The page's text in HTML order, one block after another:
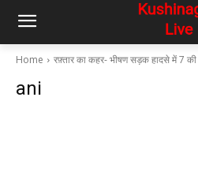
Home रफ़्तार का कहर- भीषण सड़क हादसे में 7
ani